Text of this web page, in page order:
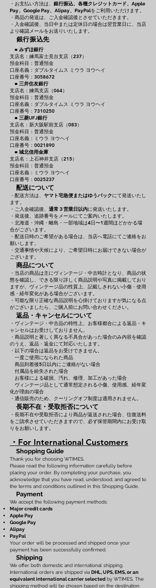
・お支払い方法は、 銀行振込、各種クレジットカード、 Apple
Pay、Google Pay、Alipay、PayPalをご利用いただけます。
・商品の発送は、ご入金確認後とさせていただきます。
・入金確認後、当日中または定休日の場合は翌営業日に、当店
より確認メールをお送りいたします。
銀行振込先
■ みずほ銀行
支店名：練馬富士見台支店（237）
預金科目：普通預金
口座名義：ダブルタイムス ミウラ ヨウヘイ
口座番号：3058672
■ 三井住友銀行
支店名：練馬支店（064）
預金科目：普通預金
口座名義：ダブルタイムス ミウラ ヨウヘイ
口座番号：7310250
■ 三菱UFJ銀行
支店名：新大阪駅前支店（083）
預金科目：普通預金
口座名義：ミウラ ヨウヘイ
口座番号：0021890
■ 城北信用金庫
支店名：上石神井支店（215）
預金科目：普通預金
口座名義：ミウラ ヨウヘイ
口座番号：0025237
配送について
・配送方法は、 ヤマト宅急便またはゆうパックにて発送いたし
ます。
・ご入金確認後、 通常３営業日以内に発送いたします。
・発送後、追跡番号をメールにてご案内いたします。
・北海道・沖縄・離島・一部地域は4日〜1週間ほどかかる場
合がございます。
・配送日時のご希望がある場合は、当店へ電話にてご連絡をお
願いします。
・交通事情や天候により、ご希望日時にお届けできない場合が
ございます。
商品について
・当店の商品は主にヴィンテージ・中古時計となり、商品の状
態を確認し、できる限り詳しく商品説明や写真に掲載しており
ますが、ヴィンテージ品の性質上、記載しきれない小傷・使用
感・経年変化がある場合がございます。
・可能な限り正確な商品説明を心掛けておりますが気になる点
がございましたら、ご購入前にお問い合わせください。
返品・キャンセルについて
・ヴィンテージ・中古品の特性上、お客様都合による返品・キ
ャンセルはお受けしておりません。
・商品説明と著しく異なる不具合があった場合のみ内容を確認
のうえ、返品・返金にて対応いたします。
・以下の場合は返品をお受けできません。
一度ご使用になられた商品
商品到着後5日以内にご連絡がない場合
付属品を紛失された場合
お客様による破損、汚れ、修理、加工があった場合
ヴィンテージ品として通常想定される小傷、使用感、経年変
化が理由の場合
・通信販売のため、クーリングオフ制度は適用されません。
長期不在・受取拒否について
・長期不在や受取拒否により商品が返送された場合、往復送料
をご請求させていただきますので、必ず保管期間内にお受け取
りをお願いします。
・For International Customers
Shopping Guide
Thank you for choosing WTIMES.
Please read the following information carefully before
placing your order. By completing your purchase, you
acknowledge that you have read, understood, and agreed to
the terms and conditions outlined in this Shopping Guide.
Payment
We accept the following payment methods:
Major credit cards
Apple Pay
Google Pay
Alipay
PayPal
Your order will be processed and shipped once your
payment has been successfully confirmed.
Shipping
We offer both domestic and international shipping.
International orders are shipped via DHL, UPS, EMS, or an
equivalent international carrier selected by WTIMES. The
shipping method will be chosen based on the destination,